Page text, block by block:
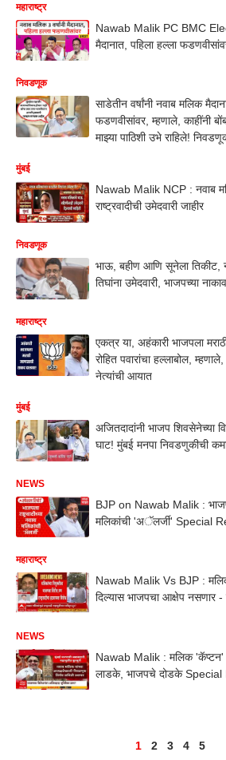
महाराष्ट्र
Nawab Malik PC BMC
मैदानात, पहिला हल्ला
निवडणूक
साडेतीन वर्षांनी नवाब मलिक
फडणवीसांवर, म्हणाले, काहींनी
माझ्या पाठिशी उभे राहिले!
मुंबई
Nawab Malik NCP : नवाब
राष्ट्रवादीची उमेदवारी जाहीर
निवडणूक
भाऊ, बहीण आणि सूनेला तिकीट,
तिघांना उमेदवारी, भाजपच्या
महाराष्ट्र
एकत्र या, अहंकारी भाजपला
रोहित पवारांचा हल्लाबोल,
नेत्यांची आयात
मुंबई
अजितदादांनी भाजप शिवसेनेच्या
घाट! मुंबई मनपा निवडणुकीची
NEWS
BJP on Nawab Malik :
मलिकांची 'अॅलर्जी' Special
महाराष्ट्र
Nawab Malik Vs BJP :
दिल्यास भाजपचा आक्षेप नसणार
NEWS
Nawab Malik : मलिक 'कॅप्टन'
लाडके, भाजपचे दोडके Special
1 2 3 4 5